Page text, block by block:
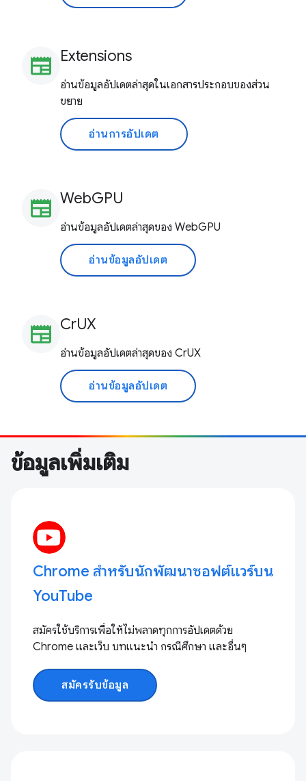
newspaper Extensions
อ่านข้อมูลอัปเดตล่าสุดในเอกสารประกอบของส่วน
ขยาย
อ่านการอัปเดต
newspaper WebGPU
อ่านข้อมูลอัปเดตล่าสุดของ WebGPU
อ่านข้อมูลอัปเดต
newspaper CrUX
อ่านข้อมูลอัปเดตล่าสุดของ CrUX
อ่านข้อมูลอัปเดต
ข้อมูลเพิ่มเติม
Chrome สำหรับนักพัฒนาซอฟต์แวร์บน
YouTube
สมัครใช้บริการเพื่อให้ไม่พลาดทุกการอัปเดตด้วย
Chrome และเว็บ บทแนะนำ กรณีศึกษา และอื่นๆ
สมัครรับข้อมูล